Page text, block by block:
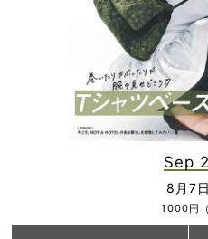
Sep
8月7
1000円